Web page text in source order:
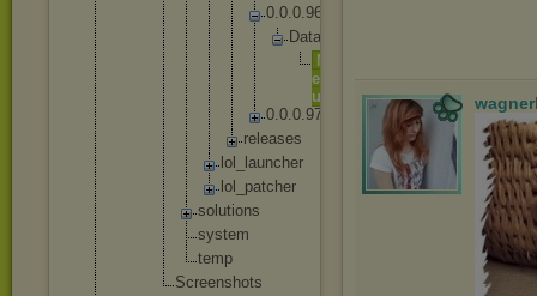
0.0.0.96
Data
M
e
u
0.0.0.97
re eases
lo
launcher
lo
patc her
solutions
system
temp
Screenshots